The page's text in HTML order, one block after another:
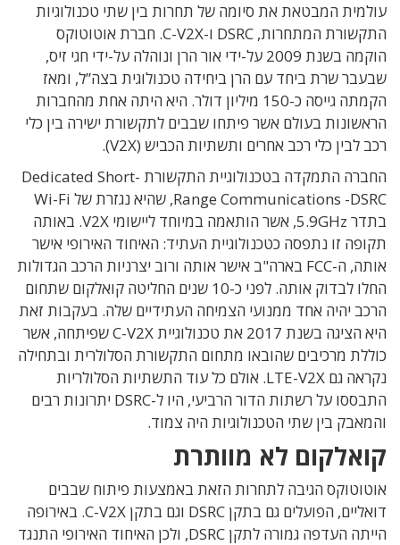
עולמית המבטאת את סיומה של תחרות בין שתי טכנולוגיות
התקשורת המתחרות, DSRC ו-C-V2X. חברת אוטוטוקס
הוקמה בשנת 2009 על-ידי אור הרן ונוהלה על-ידי חגי זיס,
שבעבר שרת ביחד עם הרן ביחידה טכנולוגית בצה”ל, ומאז
הקמתה גייסה כ-150 מיליון דולר. היא היתה אחת מהחברות
הראשונות בעולם אשר פיתחו שבבים לתקשורת ישירה בין כלי
רכב לבין כלי רכב אחרים ותשתיות הכביש (V2X).
החברה התמקדה בטכנולוגיית התקשורת Dedicated Short-
Range Communications -DSRC, שהיא נגזרת של Wi-Fi
בתדר 5.9GHz, אשר הותאמה במיוחד ליישומי V2X. באותה
תקופה זו נתפסה כטכנולוגיית העתיד: האיחוד האירופי אישר
אותה, ה-FCC בארה"ב אישר אותה ורוב יצרניות הרכב הגדולות
החלו לבדוק אותה. לפני כ-10 שנים החליטה קואלקום שתחום
הרכב יהיה אחד ממנועי הצמיחה העתידיים שלה. בעקבות זאת
היא הציגה בשנת 2017 את טכנולוגיית C-V2X שפיתחה, אשר
כוללת מרכיבים שהובאו מתחום התקשורת הסלולרית ובתחילה
נקראה גם LTE-V2X. אולם כל עוד התשתיות הסלולריות
התבססו על רשתות הדור הרביעי, היו ל-DSRC יתרונות רבים
והמאבק בין שתי הטכנולוגיות היה צמוד.
קואלקום לא מוותרת
אוטוטוקס הגיבה לתחרות הזאת באמצעות פיתוח שבבים
דואליים, הפועלים גם בתקן DSRC וגם בתקן C-V2X.
באירופה
הייתה העדפה גמורה לתקן DSRC, ולכן האיחוד האירופי התנגד